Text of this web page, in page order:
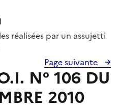
réalisées par un assujetti
Page suivante
N° 106 DU
2010